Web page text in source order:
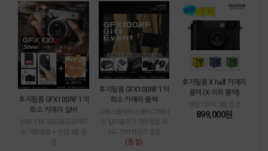
후지필름 GFX100RF 1억
화소 카메라 실버
SSD 1TB 256GB프로메모
리 액정필름 + 랜덤 3종 증
후지필름 GFX100RF 1억
화소 카메라 블랙
고독스플래시 스몰리그배터
리 틸타충전기 액정필름 와
이드컨버젼렌즈 증정
(품절)
후지필름 X half 카메라
블랙 (X-하프 블랙)
랜덤기프트 3종 증정
899,000원